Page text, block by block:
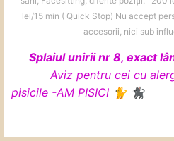
minute/1h înainte.
Pentru
se anulează
lei/15 min ( Quick Stop) Nu accept
accesorii, nici sub
Splaiul unirii nr 8, exact
Aviz pentru cei cu
pisicile -AM PISICI 🐈 🐈‍⬛